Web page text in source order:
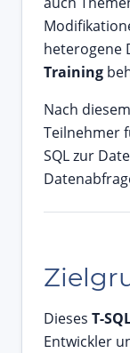
heterogene
Training
Nach diesem
Teilnehmer
SQL zur
Dieses T-
Entwickler